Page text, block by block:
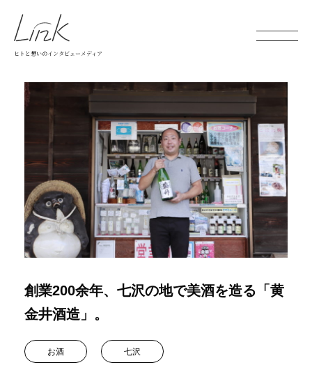
ヒトと想いのインタビューメディア
創業200余年、七沢の地で美酒を造る「黄
金井酒造」。
お酒 七沢